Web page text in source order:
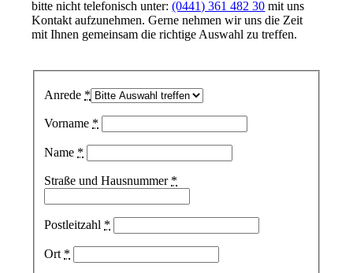
bitte nicht telefonisch unter:(0441) 361 482 30 mit uns
Kontakt aufzunehmen. Gerne nehmen wir uns die Zeit
mit Ihnen gemeinsam die richtige Auswahl zu treffen.
Anrede *
Vorname *
Name *
Straße und Hausnummer *
Postleitzahl *
Ort *